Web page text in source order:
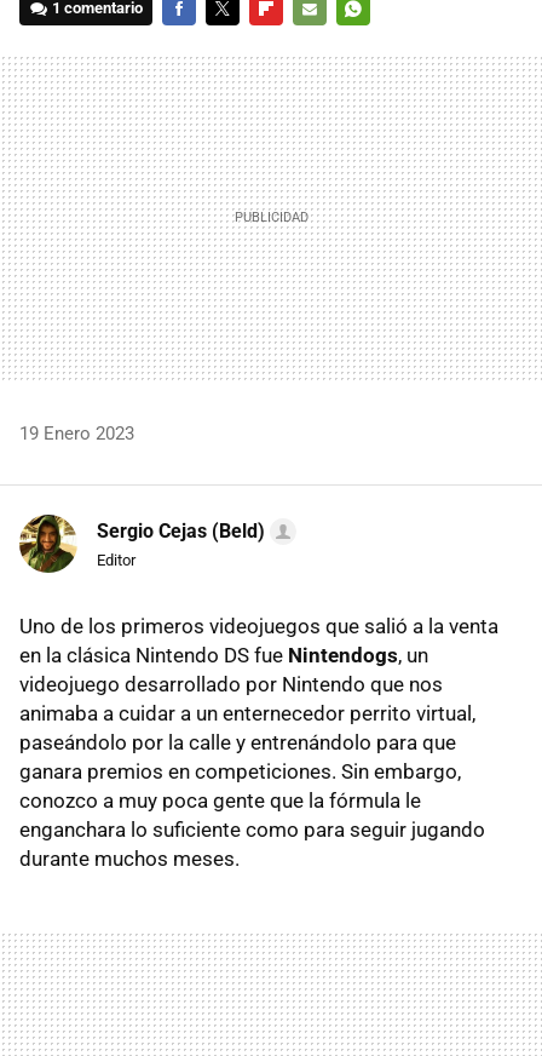
1 comentario
MAIL
19 Enero 2023
Sergio Cejas (Beld)
Editor
Uno de los primeros videojuegos que salió a la venta
en la clásica Nintendo DS fue Nintendogs, un
videojuego desarrollado por Nintendo que nos
animaba a cuidar a un enternecedor perrito virtual,
paseándolo por la calle y entrenándolo para que
ganara premios en competiciones. Sin embargo,
conozco a muy poca gente que la fórmula le
enganchara lo suficiente como para seguir jugando
durante muchos meses.